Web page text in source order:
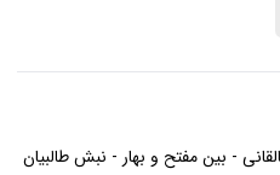
- بین مفتح و بهار - نبش طالبیان